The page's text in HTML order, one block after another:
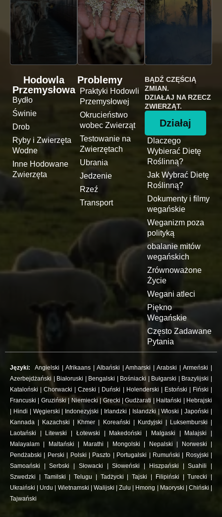
Hodowla
Przemysłowa
Bydło
Świnie
Drob
Ryby i Zwierzęta
Wodne
Inne Hodowane
Zwierzęta
Problemy
Praktyki Hodowli
Przemysłowej
Okrucieństwo
wobec Zwierząt
Testowanie na
Zwierzętach
Ubrania
Jedzenie
Rzeź
Transport
BĄDŹ CZĘŚCIĄ
ZMIAN.
DZIAŁAJ NA RZECZ
ZWIERZĄT.
Działaj
Dlaczego
Wybierać Dietę
Roślinną?
Jak Wybrać Dietę
Roślinną?
Dokumenty i filmy
wegańskie
Weganizm poza
polityką
obalanie mitów
wegańskich
Zrównoważone
Życie
Wegani atleci
Piękno
Wegańskie
Często Zadawane
Pytania
Języki: Angielski Afrikaans| Albański |Amharski |Arabski |Armeński
Azerbejdżański
Białoruski Bengalski Bośniacki Bułgarski Brazylijski
Kataloński |Chorwacki |Czeski Duński Holenderski Estoński Fiński
Francuski
Gruziński| Niemiecki Grecki |Gudżarati Haitański
Hebrajski
Hindi Węgierski Indonezyjski Irlandzki Islandzki |Włoski |Japoński
Kannada
Kazachski Khmer Koreański Kurdyjski Luksemburski
Laotański
Litewski Łotewski Makedoński Malgaski Malajski
Malayalam
Maltański Marathi Mongolski Nepalski Norweski
Pendżabski
Perski Polski Paszto Portugalski Rumuński Rosyjski
Samoański |Serbski Słowacki |Słoweński Hiszpański |Suahili
Szwedzki
Tamilski |Telugu Tadżycki |Tajski Filipiński |Turecki
Ukraiński
Urdu Wietnamski Walijski |Zulu Hmong Maoryski Chiński
Tajwański